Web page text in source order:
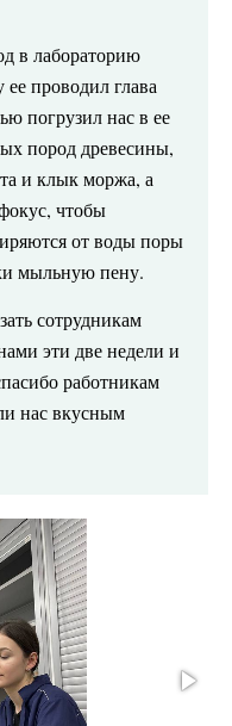
в лабораторию
ее проводил глава
погрузил нас в ее
пород древесины,
и клык моржа, а
чтобы
от воды поры
мыльную пену.
сотрудникам
эти две недели и
работникам
нас вкусным